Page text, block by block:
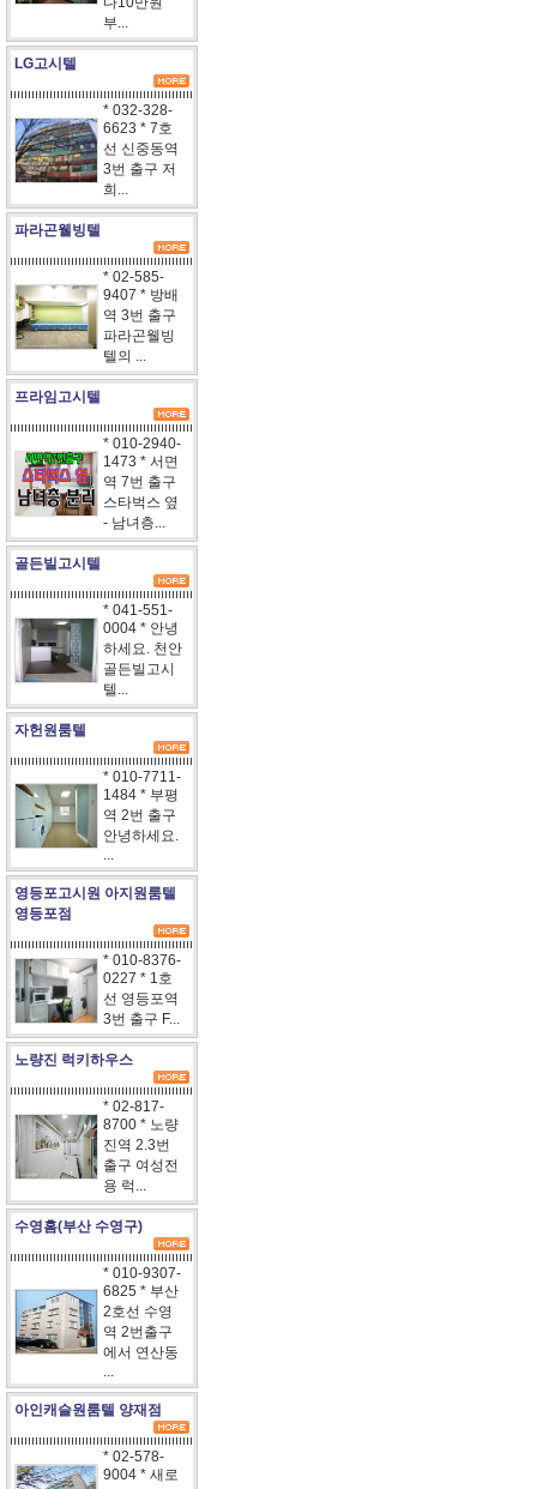
부...
LG고시텔
* 032-328-
6623 * 7호
선 신중동역
3번 출구 저
희...
파라곤웰빙텔
* 02-585-
9407 * 방배
역 3번 출구
파라곤웰빙
텔의 ...
프라임고시텔
* 010-2940-
1473 * 서면
역 7번 출구
스타벅스 옆
- 남녀층...
골든빌고시텔
* 041-551-
0004 * 안녕
하세요. 천안
골든빌고시
텔...
자헌원룸텔
* 010-7711-
1484 * 부평
역 2번 출구
안녕하세요.
...
영등포고시원 아지원룸텔
영등포점
* 010-8376-
0227 * 1호
선 영등포역
3번 출구 F...
노량진 럭키하우스
* 02-817-
8700 * 노량
진역 2.3번
출구 여성전
용 럭...
수영홈(부산 수영구)
* 010-9307-
6825 * 부산
2호선 수영
역 2번출구
에서 연산동
...
아인캐슬원룸텔 양재점
* 02-578-
9004 * 새로